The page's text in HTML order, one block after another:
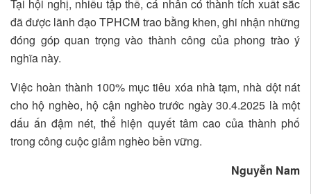
Tại hội nghị, nhiều tập thể, cá nhân có thành tích xuất sắc
đã được lãnh đạo TPHCM trao bằng khen, ghi nhận những
đóng góp quan trọng vào thành công của phong trào ý
nghĩa này.
Việc hoàn thành 100% mục tiêu xóa nhà tạm, nhà dột nát
cho hộ nghèo, hộ cận nghèo trước ngày 30.4.2025 là một
dấu ấn đậm nét, thể hiện quyết tâm cao của thành phố
trong công cuộc giảm nghèo bền vững.
Nguyễn Nam